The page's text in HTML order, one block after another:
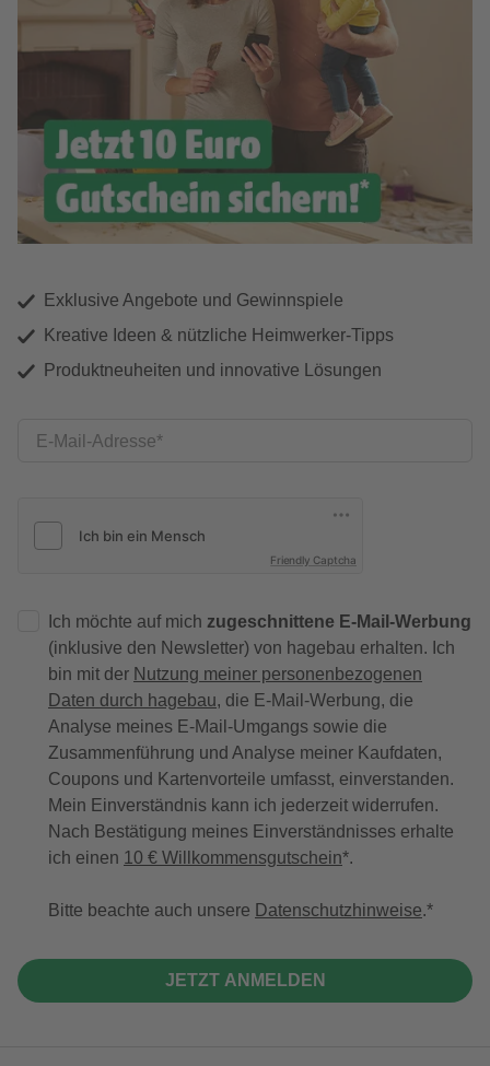
Exklusive Angebote und Gewinnspiele
Kreative Ideen & nützliche Heimwerker-Tipps
Produktneuheiten und innovative Lösungen
E-Mail-Adresse
Friendly Captcha
Ich möchte auf mich zugeschnittene E-Mail-Werbung
(inklusive den Newsletter) von hagebau erhalten. Ich
bin mit der Nutzung meiner personenbezogenen
Daten durch hagebau, die E-Mail-Werbung, die
Analyse meines E-Mail-Umgangs sowie die
Zusammenführung und Analyse meiner Kaufdaten,
Coupons und Kartenvorteile umfasst, einverstanden.
Mein Einverständnis kann ich jederzeit widerrufen.
Nach Bestätigung meines Einverständnisses erhalte
ich einen 10 € Willkommensgutschein*.
Bitte beachte auch unsere Datenschutzhinweise.
JETZT ANMELDEN